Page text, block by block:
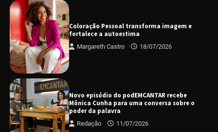
Coloração Pessoal transforma imagem e
fortalece a autoestima
Margareth Castro 18/07/2026
Novo episódio do podEMCANTAR recebe
Mônica Cunha para uma conversa sobre o
poder da palavra
Redação 11/07/2026